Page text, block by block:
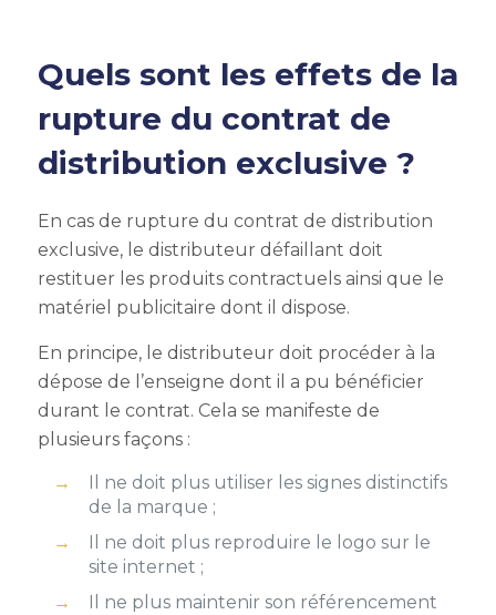
Quels sont les effets de la
rupture du contrat de
distribution exclusive ?
En cas de rupture du contrat de distribution
exclusive, le distributeur défaillant doit
restituer les produits contractuels ainsi que le
matériel publicitaire dont il dispose.
En principe, le distributeur doit procéder à la
dépose de l’enseigne dont il a pu bénéficier
durant le contrat. Cela se manifeste de
plusieurs façons :
Il ne doit plus utiliser les signes distinctifs
de la marque ;
Il ne doit plus reproduire le logo sur le
site internet ;
Il ne plus maintenir son référencement